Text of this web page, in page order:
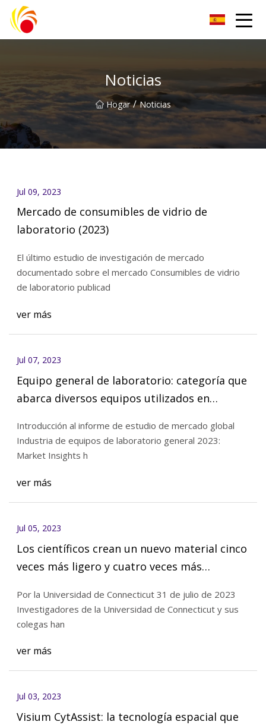
Artículos de laboratorio de plástico Co., Ltd de Wuxi
Noticias
Hogar / Noticias
Jul 09, 2023
Mercado de consumibles de vidrio de
laboratorio (2023)
El último estudio de investigación de mercado
documentado sobre el mercado Consumibles de vidrio
de laboratorio publicad
ver más
Jul 07, 2023
Equipo general de laboratorio: categoría que
abarca diversos equipos utilizados en
experimentación científica.
Introducción al informe de estudio de mercado global
Industria de equipos de laboratorio general 2023:
Market Insights h
ver más
Jul 05, 2023
Los científicos crean un nuevo material cinco
veces más ligero y cuatro veces más
Por la Universidad de Connecticut 31 de julio de 2023
Investigadores de la Universidad de Connecticut y sus
colegas han
ver más
Jul 03, 2023
Visium CytAssist: la tecnología espacial que